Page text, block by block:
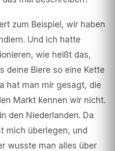
zum Beispiel, wir haben
Und ich hatte
wie heißt das,
deine Biere so eine Kette
hat man mir gesagt, die
Markt kennen wir nicht.
den Niederlanden. Da
mich überlegen, und
wusste man alles über